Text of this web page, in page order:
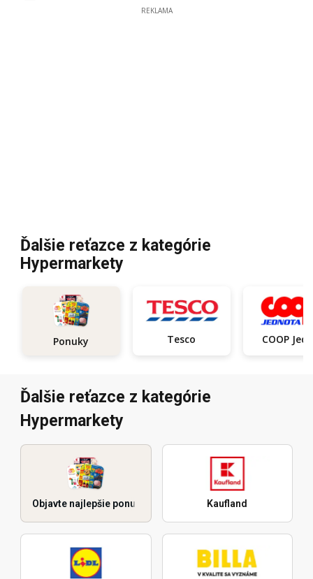
REKLAMA
Ďalšie reťazce z kategórie
Hypermarkety
Ponuky Tesco
Ďalšie reťazce z kategórie
Hypermarkety
Objavte najlepšie ponuky Kaufland